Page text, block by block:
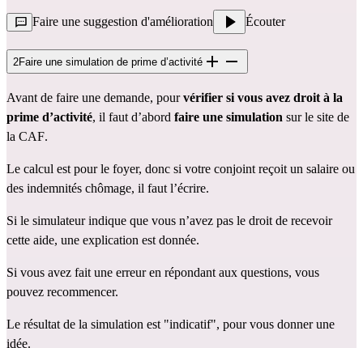
Faire une suggestion d'amélioration Écouter
2Faire une simulation de prime d’activité
Avant de faire une demande, pour vérifier si vous avez droit à la
prime d’activité, il faut d’abord faire une simulation sur le site de
la CAF.
Le calcul est pour le foyer, donc si votre conjoint reçoit un salaire ou
des indemnités chômage, il faut l’écrire.
Si le simulateur indique que vous n’avez pas le droit de recevoir
cette aide, une explication est donnée.
Si vous avez fait une erreur en répondant aux questions, vous
pouvez recommencer.
Le résultat de la simulation est "indicatif", pour vous donner une
idée.